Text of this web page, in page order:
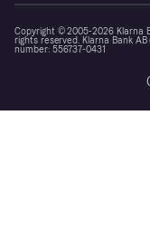
Copyright © 2005-2026 Klarna
rights reserved. Klarna Bank AB
number: 556737-0431